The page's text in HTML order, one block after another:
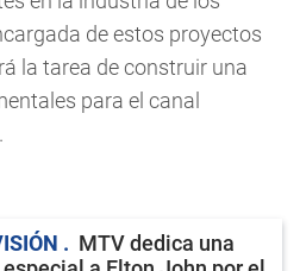
de estos proyectos
la tarea de construir una
para el canal
MTV dedica una